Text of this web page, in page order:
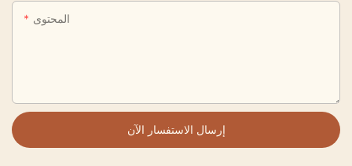
المحتوى
إرسال الاستفسار الآن